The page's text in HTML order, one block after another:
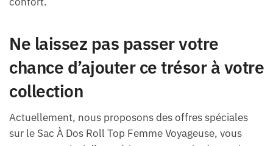
Ne laissez pas passer votre
chance d’ajouter ce trésor à votre
collection
Actuellement, nous proposons des offres spéciales
sur le Sac À Dos Roll Top Femme Voyageuse, vous